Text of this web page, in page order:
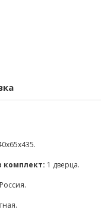
комплект: 1 дверца.
Россия.